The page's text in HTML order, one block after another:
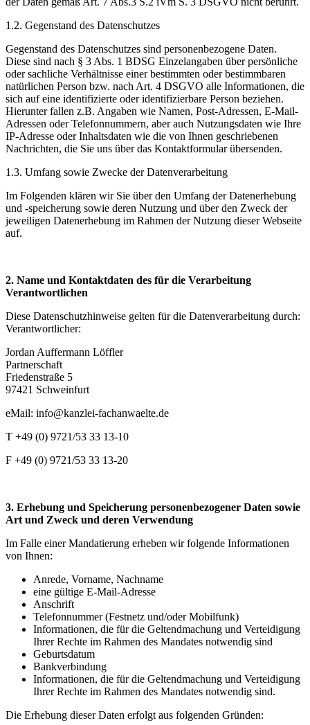
1.2. Gegenstand des Datenschutzes
Gegenstand des Datenschutzes sind personenbezogene Daten.
Diese sind nach § 3 Abs. 1 BDSG Einzelangaben über persönliche
oder sachliche Verhältnisse einer bestimmten oder bestimmbaren
natürlichen Person bzw. nach Art. 4 DSGVO alle Informationen, die
sich auf eine identifizierte oder identifizierbare Person beziehen.
Hierunter fallen z.B. Angaben wie Namen, Post-Adressen, E-Mail-
Adressen oder Telefonnummern, aber auch Nutzungsdaten wie Ihre
IP-Adresse oder Inhaltsdaten wie die von Ihnen geschriebenen
Nachrichten, die Sie uns über das Kontaktformular übersenden.
1.3. Umfang sowie Zwecke der Datenverarbeitung
Im Folgenden klären wir Sie über den Umfang der Datenerhebung
und -speicherung sowie deren Nutzung und über den Zweck der
jeweiligen Datenerhebung im Rahmen der Nutzung dieser Webseite
auf.
2. Name und Kontaktdaten des für die Verarbeitung
Verantwortlichen
Diese Datenschutzhinweise gelten für die Datenverarbeitung durch:
Verantwortlicher:
Jordan Auffermann Löffler
Partnerschaft
Friedenstraße 5
97421 Schweinfurt
eMail: info@kanzlei-fachanwaelte.de
T +49 (0) 9721/53 33 13-10
F +49 (0) 9721/53 33 13-20
3. Erhebung und Speicherung personenbezogener Daten sowie
Art und Zweck und deren Verwendung
Im Falle einer Mandatierung erheben wir folgende Informationen
von Ihnen:
Anrede, Vorname, Nachname
eine gültige E-Mail-Adresse
Anschrift
Telefonnummer (Festnetz und/oder Mobilfunk)
Informationen, die für die Geltendmachung und Verteidigung
Ihrer Rechte im Rahmen des Mandates notwendig sind
Geburtsdatum
Bankverbindung
Informationen, die für die Geltendmachung und Verteidigung
Ihrer Rechte im Rahmen des Mandates notwendig sind.
Die Erhebung dieser Daten erfolgt aus folgenden Gründen: